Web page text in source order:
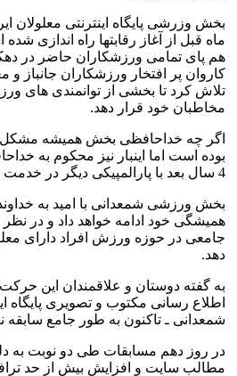
بخش وزرشی پایگاه اینترنتی معلولان
ماه قبل از آغاز رقابتها راه اندازی
هم پای تمامی ورزشکاران حاضر در
کاروان پر افتخار ورزشکاران جانباز
تلاش کرد تا بخشی از توانمندی های
مخاطبان خود قرار دهد.
اگر چه خداحافظی بخش همیشه مشکل
بوده است اما اینبار نیز محکوم به
4 سال بعد با پارالمپیکی دیگر در خدمت شما عزیزان باشیم.
بخش ورزشی شمعدانی با امید به
همیشگی خود ادامه خواهد داد و در نظر
جامعی در حوزه ورزش افراد دارای
دهد.
به گفته دوستان و علاقمندان این
اطلاع رسانی مکتوب و تصویری پایگاه
شمعدانی ـ تاکنون به طور جامع سابقه
در روز دهم مسابقات طی دو نوبت به
مطالب سایت و افزایش بیش از حد